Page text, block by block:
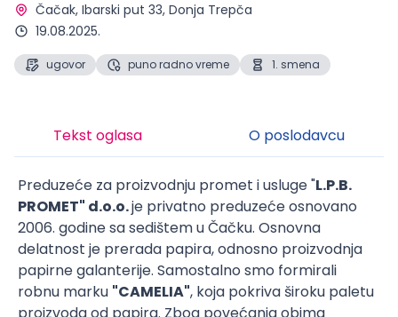
Čačak, Ibarski put 33, Donja Trepča
19.08.2025.
ugovor puno radno vreme 1. smena
Tekst oglasa O poslodavcu
Preduzeće za proizvodnju promet i usluge "L.P.B.
PROMET" d.o.o.je privatno preduzeće osnovano
2006. godine sa sedištem u Čačku. Osnovna
delatnost je prerada papira, odnosno proizvodnja
papirne galanterije. Samostalno smo formirali
robnu marku "CAMELIA", koja pokriva široku paletu